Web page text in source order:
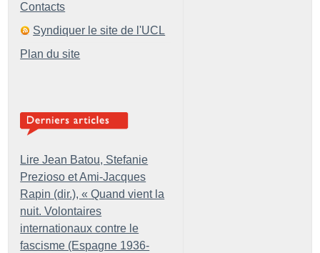
Contacts
Syndiquer le site de l'UCL
Plan du site
Lire Jean Batou, Stefanie
Prezioso et Ami-Jacques
Rapin (dir.), « Quand vient la
nuit. Volontaires
internationaux contre le
fascisme (Espagne 1936-